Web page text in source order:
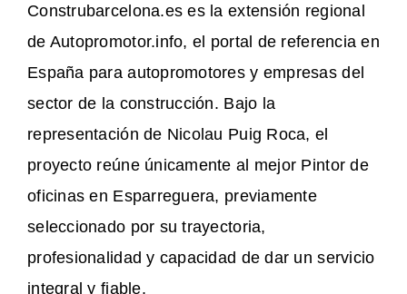
Construbarcelona.es es la extensión regional
de Autopromotor.info, el portal de referencia en
España para autopromotores y empresas del
sector de la construcción. Bajo la
representación de Nicolau Puig Roca, el
proyecto reúne únicamente al mejor Pintor de
oficinas en Esparreguera, previamente
seleccionado por su trayectoria,
profesionalidad y capacidad de dar un servicio
integral y fiable.